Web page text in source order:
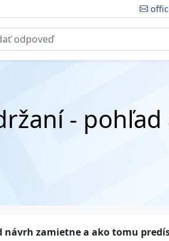
-
návrh zamietne a ako tomu